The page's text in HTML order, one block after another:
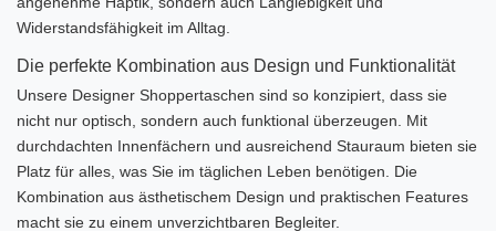
Widerstandsfähigkeit im Alltag.
Die perfekte Kombination aus Design und Funktionalität
Unsere Designer Shoppertaschen sind so konzipiert, dass sie
nicht nur optisch, sondern auch funktional überzeugen. Mit
durchdachten Innenfächern und ausreichend Stauraum bieten sie
Platz für alles, was Sie im täglichen Leben benötigen. Die
Kombination aus ästhetischem Design und praktischen Features
macht sie zu einem unverzichtbaren Begleiter.